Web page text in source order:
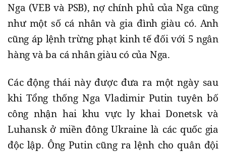
Nga (VEB và PSB), nợ chính phủ của Nga cũng
như một số cá nhân và gia đình giàu có. Anh
cũng áp lệnh trừng phạt kinh tế đối với 5 ngân
hàng và ba cá nhân giàu có của Nga.
Các động thái này được đưa ra một ngày sau
khi Tổng thống Nga Vladimir Putin tuyên bố
công nhận hai khu vực ly khai Donetsk và
Luhansk ở miền đông Ukraine là các quốc gia
độc lập. Ông Putin cũng ra lệnh cho quân đội